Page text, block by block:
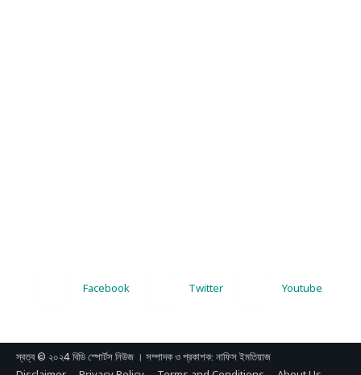
Facebook Twitter Youtube
স্বত্ব © ২০২4 বিডি স্পোর্টস নিউজ । সম্পাদক ও প্রকাশক: নাফিস ইমতিয়াজ